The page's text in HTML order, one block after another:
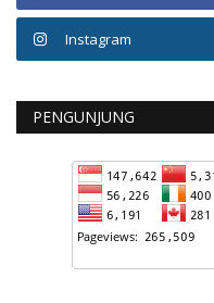
Instagram
PENGUNJUNG